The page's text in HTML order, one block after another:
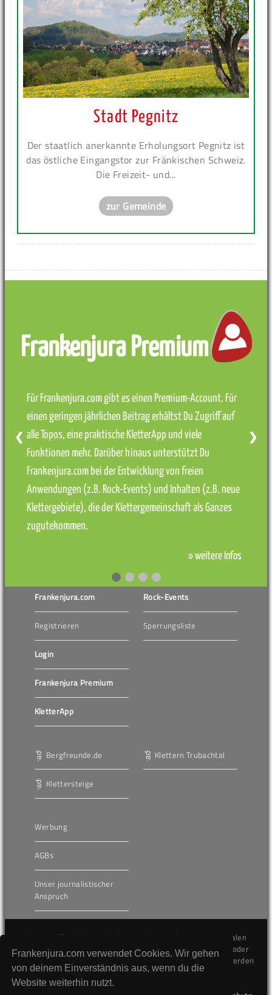
Frankenjura.com verwendet Cookies. Wir gehen
von deinem Einverständnis aus, wenn du die
Website weiterhin nutzt.
Stadt Pegnitz
Der staatlich anerkannte Erholungsort Pegnitz ist
das östliche Eingangstor zur Fränkischen Schweiz.
Die Freizeit- und...
zur Gemeinde
Frankenjura Premium
Für Frankenjura.com gibt es einen Premium-Account. Für
einen geringen jährlichen Beitrag erhältst Du Zugriff auf
alle Topos, eine praktische KletterApp und viele
Funktionen mehr. Darüber hinaus unterstützt Du
Frankenjura.com bei der Entwicklung von freien
Anwendungen (z.B. Rock-Events) und Inhalten (z.B. neue
Klettergebiete), die der Klettergemeinschaft als Ganzes
zugutekommen.
» weitere Infos
❮ ❯
Frankenjura.com
Registrieren
Login
Frankenjura Premium
KletterApp
Rock-Events
Sperrungsliste
Bergfreunde.de
Klettersteige
Klettern Trubachtal
Werbung
AGBs
Unser journalistischer
Anspruch
Die hier veröffentlichten Inhalte unterliegen dem internationalen
Urheberrecht (Copyright) und dürfen nicht kopiert, verändert oder
unverändert wiederveröffentlicht werden. Gegen Verstöße werden
wir auf juristischem Wege vorgehen.